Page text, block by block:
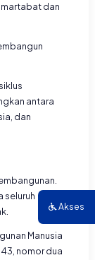
dan
antara
dan
seluruh
Manusia
nomor dua
Akses